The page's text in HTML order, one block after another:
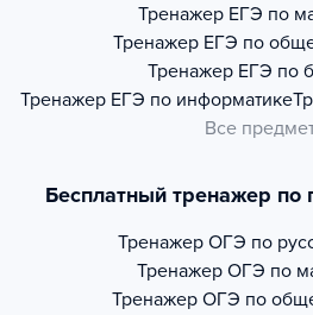
Тренажер ЕГЭ по
Тренажер ЕГЭ по
Тренажер ЕГЭ по
Тренажер ЕГЭ по информатике
Все
Бесплатный тренажер по
Тренажер ОГЭ по
Тренажер ОГЭ по
Тренажер ОГЭ по